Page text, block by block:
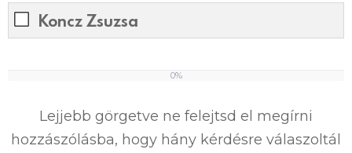
Koncz Zsuzsa
0%
Lejjebb görgetve ne felejtsd el megírni
hozzászólásba, hogy hány kérdésre válaszoltál